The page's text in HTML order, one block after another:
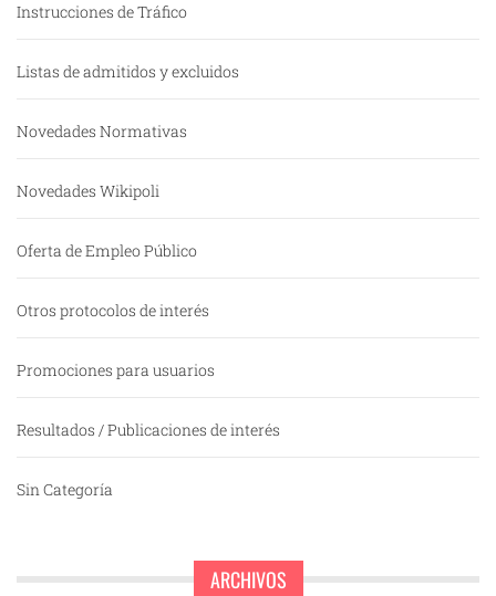
Instrucciones de Tráfico
Listas de admitidos y excluidos
Novedades Normativas
Novedades Wikipoli
Oferta de Empleo Público
Otros protocolos de interés
Promociones para usuarios
Resultados / Publicaciones de interés
Sin Categoría
ARCHIVOS